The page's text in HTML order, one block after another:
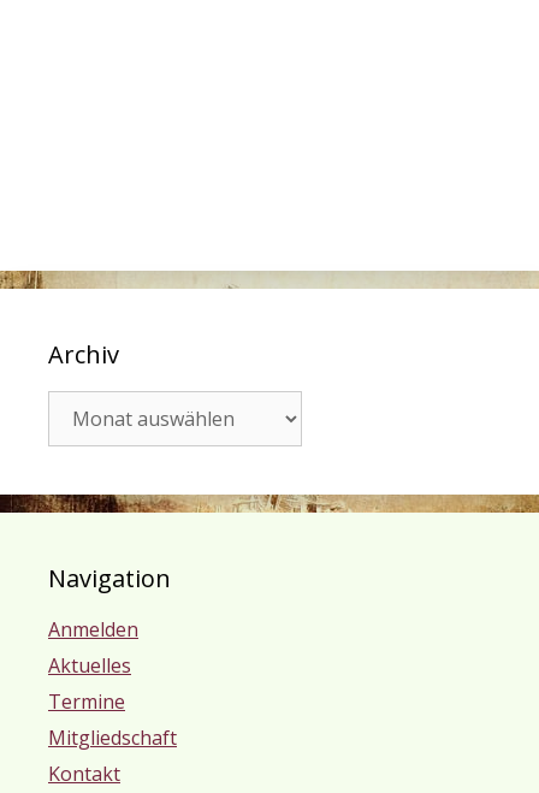
Archiv
Navigation
Anmelden
Aktuelles
Termine
Mitgliedschaft
Kontakt